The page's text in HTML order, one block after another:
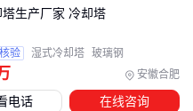
安徽合肥
塔生产厂家 冷却塔
验 湿式冷却塔 玻璃钢
电话 在线咨询